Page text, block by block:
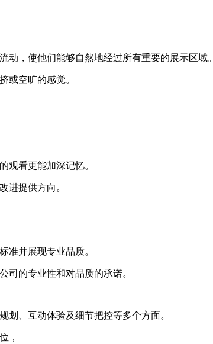
动，使他们能够自然地经过所有重要的展示区域。
或空旷的感觉。
观看更能加深记忆。
进提供方向。
准并展现专业品质。
司的专业性和对品质的承诺。
划、互动体验及细节把控等多个方面。
，